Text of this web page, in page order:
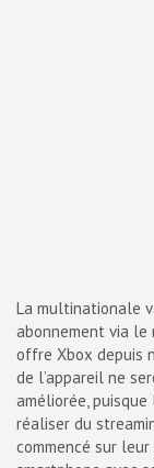
La multinationale
abonnement via le
offre Xbox depuis
de l’appareil ne
améliorée,
réaliser du
commencé sur